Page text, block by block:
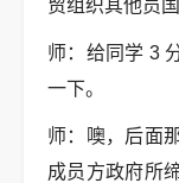
贸组织其他员
师：给同学 3
一下。
师：噢，后面
成员方政府所